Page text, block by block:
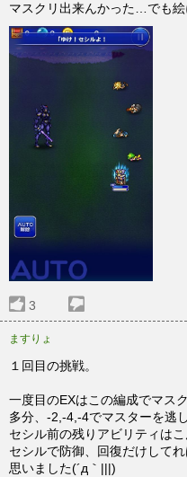
マスクリ出来んかった…でも
3
ますりょ
１回目の挑戦。
一度目のEXはこの編成でマス
多分、-2,-4,-4でマスターを逃
セシル前の残りアビリティはこ
セシルで防御、回復だけして
思いました(´д｀|||)